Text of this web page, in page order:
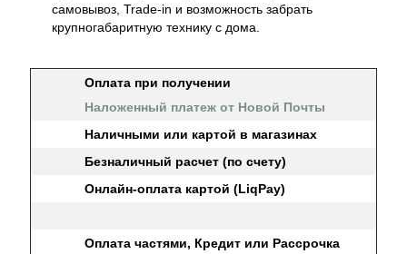
самовывоз, Trade-in и возможность забрать
крупногабаритную технику с дома.
Оплата при получении
Наложенный платеж от Новой Почты
Наличными или картой в магазинах
Безналичный расчет (по счету)
Онлайн-оплата картой (LiqPay)
Оплата частями, Кредит или Рассрочка